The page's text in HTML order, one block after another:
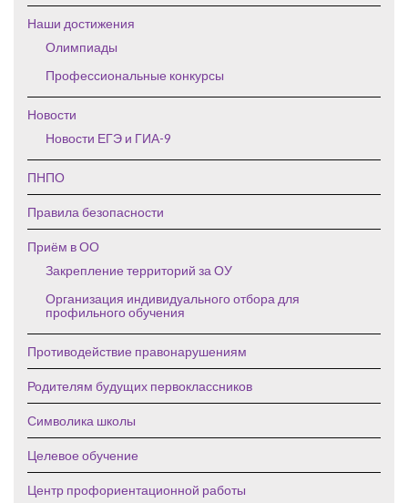
Наши достижения
Олимпиады
Профессиональные конкурсы
Новости
Новости ЕГЭ и ГИА-9
ПНПО
Правила безопасности
Приём в ОО
Закрепление территорий за ОУ
Организация индивидуального отбора для
профильного обучения
Противодействие правонарушениям
Родителям будущих первоклассников
Символика школы
Целевое обучение
Центр профориентационной работы